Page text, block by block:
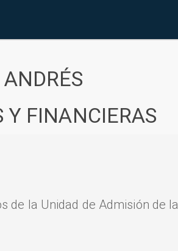
Y FINANCIERAS
de la Unidad de Admisión de la